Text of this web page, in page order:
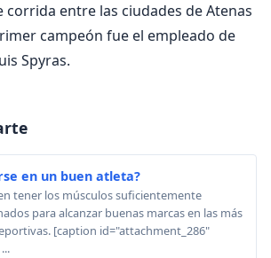
corrida entre las ciudades de Atenas
campeón fue el empleado de
Spyras.
en un buen atleta?
tener los músculos suficientemente
para alcanzar buenas marcas en las más
[caption id="attachment_286"